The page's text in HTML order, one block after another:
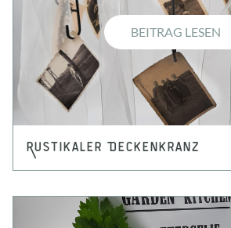
Rustikaler Deckenkranz
BEITRAG LESEN